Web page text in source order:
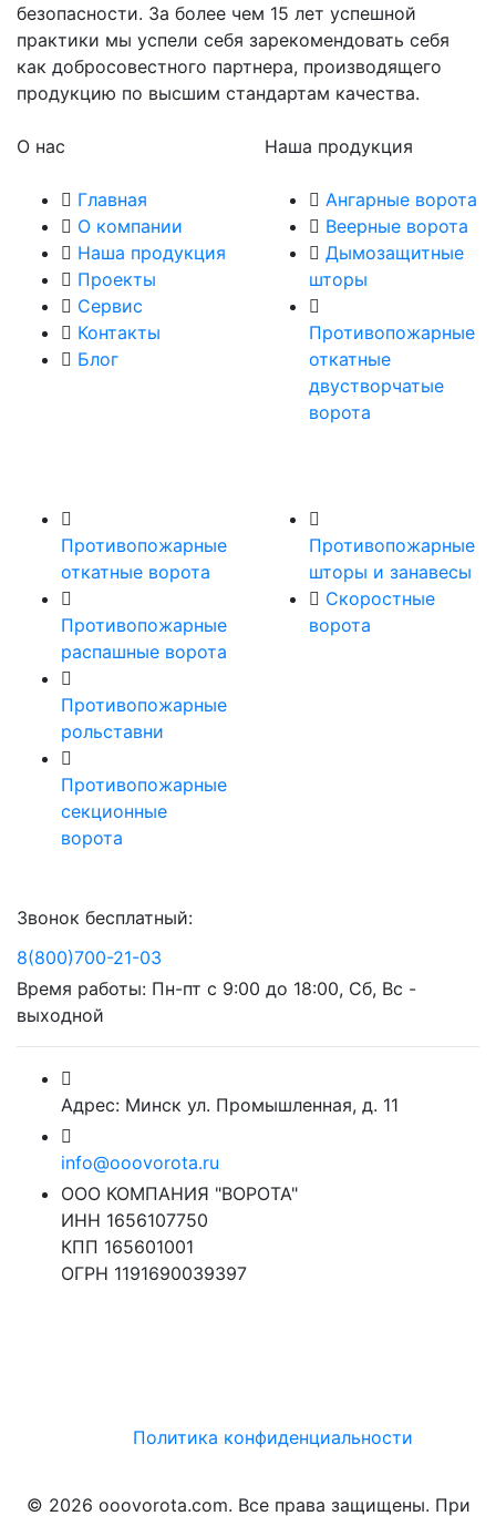
безопасности. За более чем 15 лет успешной
практики мы успели себя зарекомендовать себя
как добросовестного партнера, производящего
продукцию по высшим стандартам качества.
О нас
Главная
О компании
Наша продукция
Проекты
Сервис
Контакты
Блог
Наша продукция
Ангарные ворота
Веерные ворота
Дымозащитные
шторы
Противопожарные
откатные
двустворчатые
ворота
Противопожарные
откатные ворота
Противопожарные
распашные ворота
Противопожарные
рольставни
Противопожарные
секционные
ворота
Противопожарные
шторы и занавесы
Скоростные
ворота
Звонок бесплатный:
8(800)700-21-03
Время работы: Пн-пт с 9:00 до 18:00, Сб, Вс -
выходной
Адрес: Минск ул. Промышленная, д. 11
info@ooovorota.ru
ООО КОМПАНИЯ "ВОРОТА"
ИНН 1656107750
КПП 165601001
ОГРН 1191690039397
Политика конфиденциальности
© 2026 ooovorota.com. Все права защищены. При